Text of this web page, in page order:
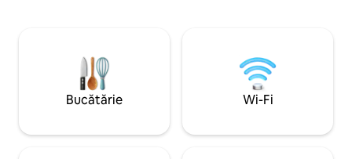
locuință, astfel încât să fii întotdeauna
acoperit. Camera luminoasă cu soare
este perfectă pentru cafeaua de
dimineață sau un moment de liniște, în
mesele în aer liber ușoare și distractive.
Camden și la 10
Chidester. 2
bucătărie, 2 băi și
acoperită cu
Bucătărie Wi-Fi